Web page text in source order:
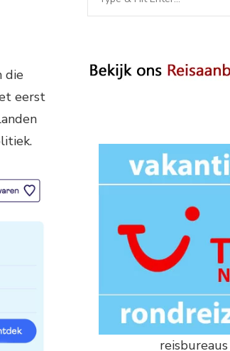
die
eerst
for
reisbureaus